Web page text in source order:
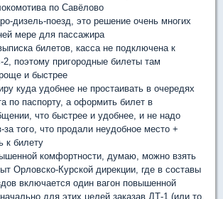
по Савёлово
дизель-поезд, это решение очень многих
мере для пассажира
билетов, касса не подключена к
2, поэтому пригородные билеты там
и быстрее
куда удобнее не простаивать в очередях
по паспорту, а оформить билет в
что быстрее и удобнее, и не надо
за того, что продали неудобное место +
к билету
комфортности, думаю, можно взять
Орловско-Курской дирекции, где в составы
включается один вагон повышенной
для этих целей заказав ДТ-1 (или то,